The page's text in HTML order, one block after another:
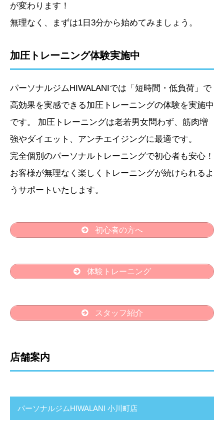
が変わります！
無理なく、まずは1日3分から始めてみましょう。
加圧トレーニング体験実施中
パーソナルジムHIWALANIでは「短時間・低負荷」で
高効果を実感できる加圧トレーニングの体験を実施中
です。 加圧トレーニングは老若男女問わず、筋肉増
強やダイエット、アンチエイジングに最適です。
完全個別のパーソナルトレーニングで初心者も安心！
お客様が無理なく楽しくトレーニングが続けられるよ
うサポートいたします。
初心者の方へ
体験トレーニング
スタッフ紹介
店舗案内
パーソナルジムHIWALANI 小川町店